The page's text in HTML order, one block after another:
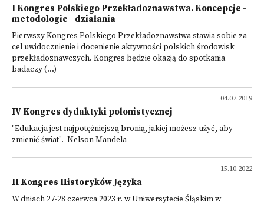
I Kongres Polskiego Przekładoznawstwa. Koncepcje -
metodologie - działania
Pierwszy Kongres Polskiego Przekładoznawstwa stawia sobie za
cel uwidocznienie i docenienie aktywności polskich środowisk
przekładoznawczych. Kongres będzie okazją do spotkania
badaczy (...)
04.07.2019
IV Kongres dydaktyki polonistycznej
"Edukacja jest najpotężniejszą bronią, jakiej możesz użyć, aby
zmienić świat". Nelson Mandela
15.10.2022
II Kongres Historyków Języka
W dniach 27-28 czerwca 2023 r. w Uniwersytecie Śląskim w